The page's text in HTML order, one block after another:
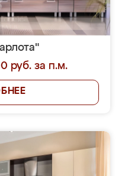
руб. за п.м.